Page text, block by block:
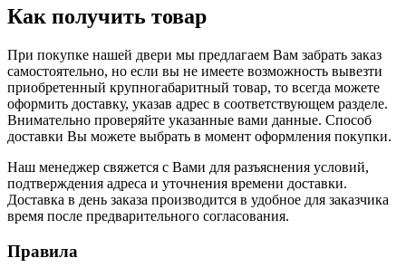
Как получить товар
При покупке нашей двери мы предлагаем Вам забрать заказ
самостоятельно, но если вы не имеете возможность вывезти
приобретенный крупногабаритный товар, то всегда можете
оформить доставку, указав адрес в соответствующем разделе.
Внимательно проверяйте указанные вами данные. Способ
доставки Вы можете выбрать в момент оформления покупки.
Наш менеджер свяжется с Вами для разъяснения условий,
подтверждения адреса и уточнения времени доставки.
Доставка в день заказа производится в удобное для заказчика
время после предварительного согласования.
Правила